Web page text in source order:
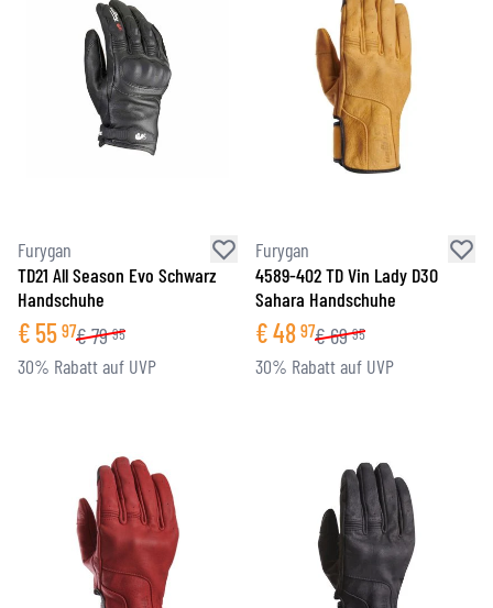
Furygan
TD21 All Season Evo Schwarz
Handschuhe
€ 55 97€79 95
30% Rabatt auf UVP
Furygan
4589-402 TD Vin Lady D3O
Sahara Handschuhe
€48 97€69 95
30% Rabatt auf UVP